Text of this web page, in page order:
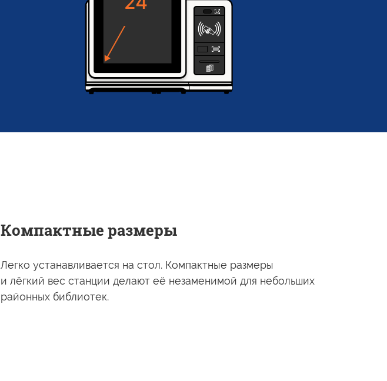
Компактные размеры
Легко устанавливается на стол. Компактные размеры
и лёгкий вес станции делают её незаменимой для небольших
районных библиотек.